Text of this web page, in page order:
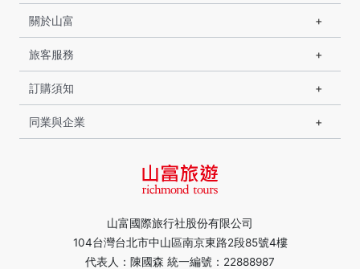
山富國際旅行社股份有限公司
104台灣台北市中山區南京東路2段85號4樓
代表人：陳國森 統一編號：22888987
關於山富
旅客服務
訂購須知
同業與企業